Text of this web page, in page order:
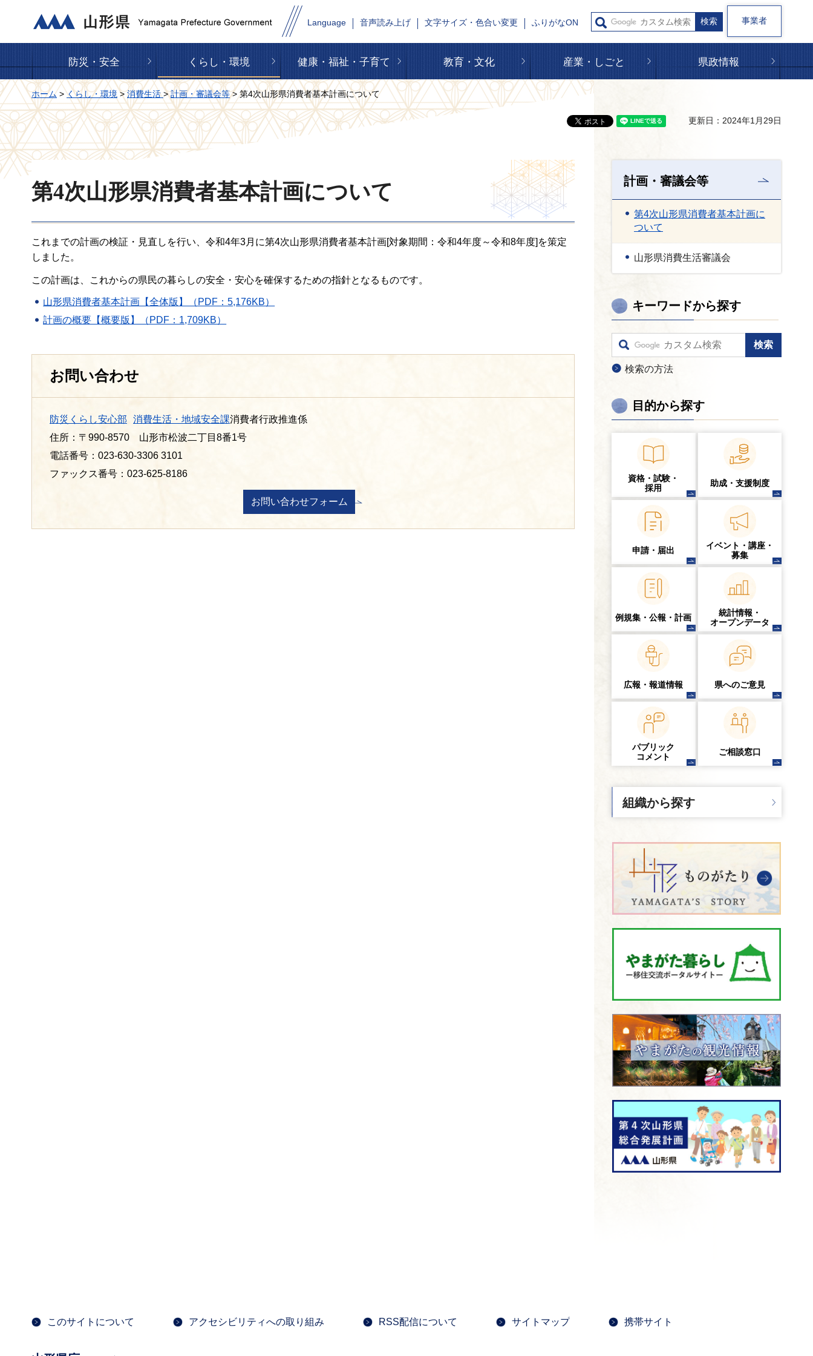
山形県 Language 音声読み上げ 文字サイズ・色合い変更 ふりがなON 事業者
防災・安全 くらし・環境 健康・福祉・子育て 教育・文化 産業・しごと 県政情報
ホーム>くらし・環境 >消費生活>計画・審議会等> 第4次山形県消費者基本計画について
更新日：2024年1月29日
第4次山形県消費者基本計画について
これまでの計画の検証・見直しを行い、令和4年3月に第4次山形県消費者基本計画[対象期間：令和4年度～令和8年度]を策定
しました。
この計画は、これからの県民の暮らしの安全・安心を確保するための指針となるものです。
山形県消費者基本計画【全体版】（PDF：5,176KB）
計画の概要【概要版】（PDF：1,709KB）
お問い合わせ
防災くらし安心部 消費生活・地域安全課消費者行政推進係
住所：〒990-8570 山形市松波二丁目8番1号
電話番号：023-630-3306 3101
ファックス番号：023-625-8186
計画・審議会等
第4次山形県消費者基本計画に
ついて
山形県消費生活審議会
キーワードから探す
検索の方法
目的から探す
資格・試験・
採用
助成・支援制度
申請・届出
イベント・講座・
募集
例規集・公報・計画
統計情報・
オープンデータ
広報・報道情報 県へのご意見
パブリック
コメント
ご相談窓口
組織から探す
このサイトについて アクセシビリティへの取り組み RSS配信について サイトマップ 携帯サイト